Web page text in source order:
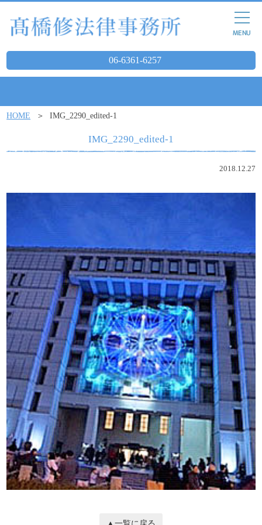
06-6361-6257
HOME IMG_2290_edited-1
IMG_2290_edited-1
2018.12.27